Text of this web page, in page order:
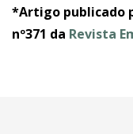
*Artigo publicado
nº371 da Revista